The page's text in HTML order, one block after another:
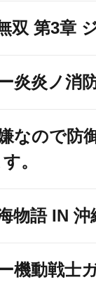
双 第3章
炎炎ノ消
なので防
。
物語 IN 沖
機動戦士